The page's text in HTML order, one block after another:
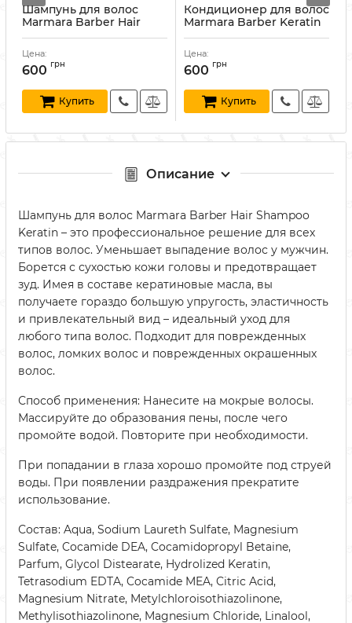
Шампунь для волос
Marmara Barber Hair
Shampoo Argan 1150 мл
Артикул:
Цена:
600 грн
Купить
Кондиционер для волос
Marmara Barber Keratin
Complex Conditioner
1150 мл
Артикул:
Цена:
600 грн
Купить
Описание
Шампунь для волос Marmara Barber Hair Shampoo
Keratin – это профессиональное решение для всех
типов волос. Уменьшает выпадение волос у мужчин.
Борется с сухостью кожи головы и предотвращает
зуд. Имея в составе кератиновые масла, вы
получаете гораздо большую упругость, эластичность
и привлекательный вид – идеальный уход для
любого типа волос. Подходит для поврежденных
волос, ломких волос и поврежденных окрашенных
волос.
Способ применения: Нанесите на мокрые волосы.
Массируйте до образования пены, после чего
промойте водой. Повторите при необходимости.
При попадании в глаза хорошо промойте под струей
воды. При появлении раздражения прекратите
использование.
Состав: Aqua, Sodium Laureth Sulfate, Magnesium
Sulfate, Cocamide DEA, Cocamidopropyl Betaine,
Parfum, Glycol Distearate, Hydrolized Keratin,
Tetrasodium EDTA, Cocamide MEA, Citric Acid,
Magnesium Nitrate, Metylchloroisothiazolinone,
Methylisothiazolinone, Magnesium Chloride, Linalool,